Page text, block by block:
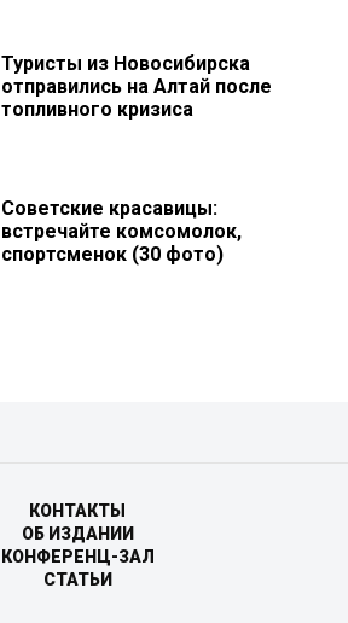
Туристы из Новосибирска
отправились на Алтай после
топливного кризиса
Советские красавицы:
встречайте комсомолок,
спортсменок (30 фото)
КОНТАКТЫ
ОБ ИЗДАНИИ
КОНФЕРЕНЦ-ЗАЛ
СТАТЬИ